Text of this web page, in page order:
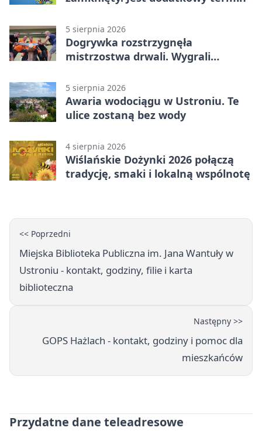
5 sierpnia 2026
Dogrywka rozstrzygnęła
mistrzostwa drwali. Wygrali
5 sierpnia 2026
Awaria wodociągu w Ustroniu. Te
ulice zostaną bez wody
4 sierpnia 2026
Wiślańskie Dożynki 2026 połączą
tradycję, smaki i lokalną wspólnotę
<< Poprzedni
Miejska Biblioteka Publiczna im. Jana Wantuły w
Ustroniu - kontakt, godziny, filie i karta
biblioteczna
Następny >>
GOPS Hażlach - kontakt, godziny i pomoc dla
mieszkańców
Przydatne dane teleadresowe